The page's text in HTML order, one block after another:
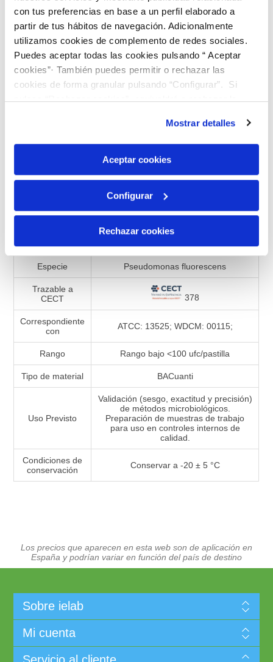
con tus preferencias en base a un perfil elaborado a
partir de tus hábitos de navegación. Adicionalmente
utilizamos cookies de complemento de redes sociales.
Puedes aceptar todas las cookies pulsando “ Aceptar
cookies”· También puedes permitir o rechazar las
cookies de forma granular pulsando “Configurar”. Si
pulsas “Rechazar cookies”, equivaldrá a rechazar la
son indispensables para que el sitio web funcione y que
por tanto no se pueden desactivar. Puedes consultar
más información en nuestraPolítica de Cookies
Mostrar detalles
Aceptar cookies
Configurar
Rechazar cookies
Pseudomonas fluorescens
CECT 378. Suministrado en un
dispensador BACuanti de 5 pastillas. Rango de concentración
bajo (<100 ufc/pastilla)
187,00 €
AÑADIR AL CARRITO
Añadir a la lista de comparación
Especificaciones de productos
Presentación Liofilizado
Especie Pseudomonas fluorescens
Trazable a
CECT
378
Correspondiente
con
ATCC: 13525; WDCM: 00115;
Rango Rango bajo <100 ufc/pastilla
Tipo de material BACuanti
Uso Previsto
Validación (sesgo, exactitud y precisión)
de métodos microbiológicos.
Preparación de muestras de trabajo
para uso en controles internos de
calidad.
Condiciones de
conservación
Conservar a -20 ± 5 °C
Los precios que aparecen en esta web son de aplicación en
España y podrían variar en función del país de destino
Sobre ielab
Mi cuenta